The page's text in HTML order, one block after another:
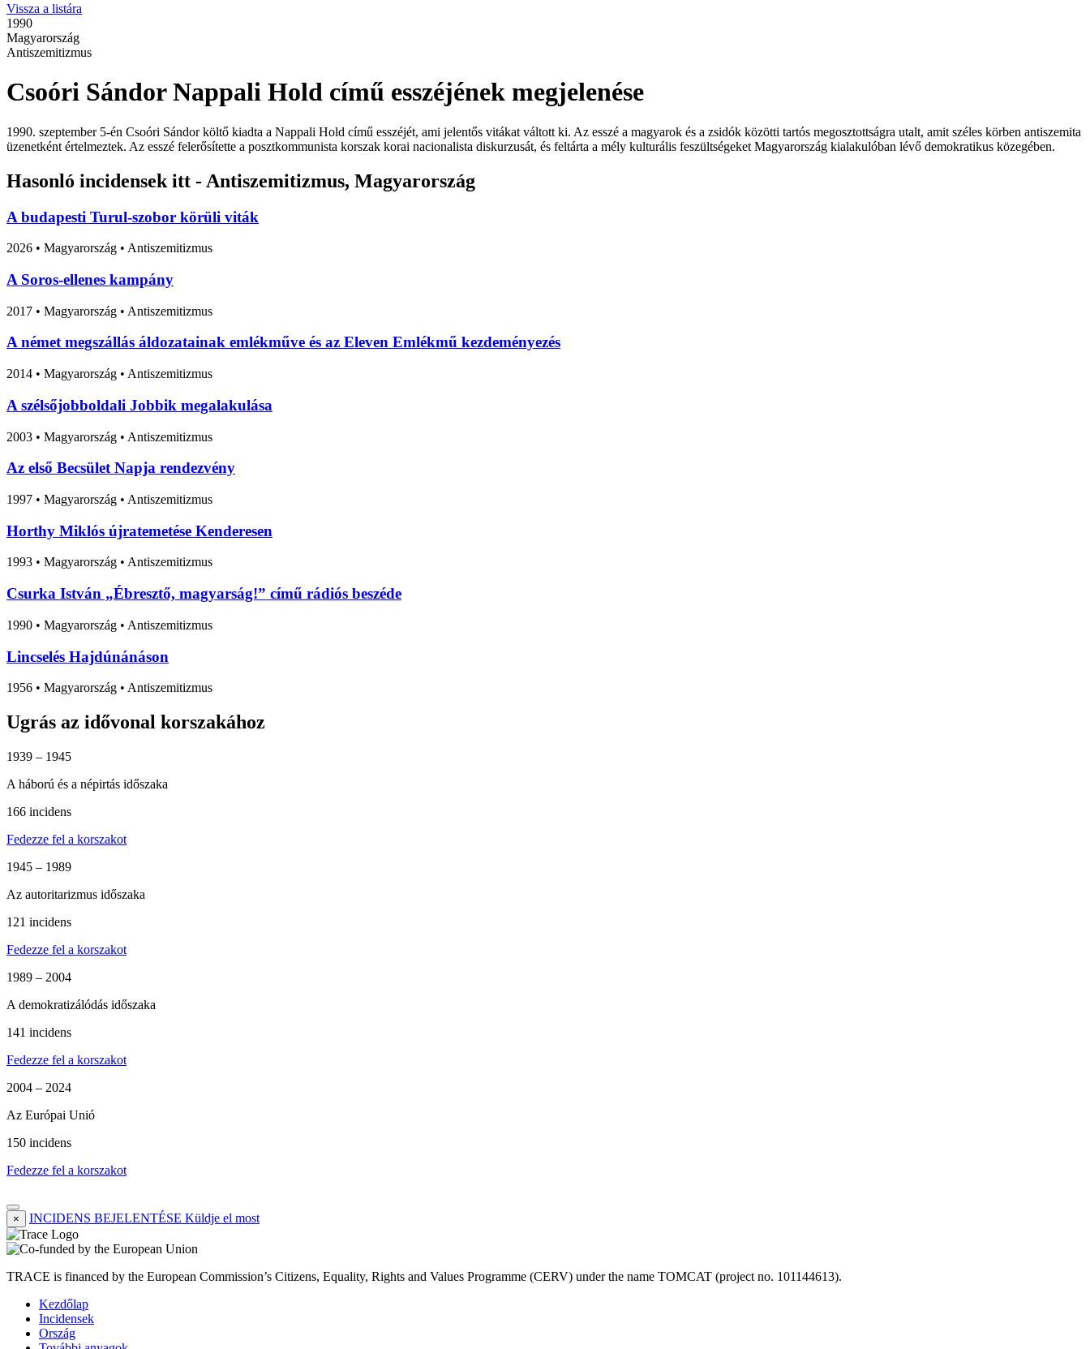
Vissza a listára
1990
Magyarország
Antiszemitizmus
Csoóri Sándor Nappali Hold című esszéjének megjelenése
1990. szeptember 5-én Csoóri Sándor költő kiadta a Nappali Hold című esszéjét, ami jelentős vitákat váltott ki. Az esszé a magyarok és a zsidók közötti tartós megosztottságra utalt, amit széles körben antiszemita
üzenetként értelmeztek. Az esszé felerősítette a posztkommunista korszak korai nacionalista diskurzusát, és feltárta a mély kulturális feszültségeket Magyarország kialakulóban lévő demokratikus közegében.
Hasonló incidensek itt - Antiszemitizmus, Magyarország
A budapesti Turul-szobor körüli viták
2026 • Magyarország • Antiszemitizmus
A Soros-ellenes kampány
2017 • Magyarország • Antiszemitizmus
A német megszállás áldozatainak emlékműve és az Eleven Emlékmű kezdeményezés
2014 • Magyarország • Antiszemitizmus
A szélsőjobboldali Jobbik megalakulása
2003 • Magyarország • Antiszemitizmus
Az első Becsület Napja rendezvény
1997 • Magyarország • Antiszemitizmus
Horthy Miklós újratemetése Kenderesen
1993 • Magyarország • Antiszemitizmus
Csurka István „Ébresztő, magyarság!” című rádiós beszéde
1990 • Magyarország • Antiszemitizmus
Lincselés Hajdúnánáson
1956 • Magyarország • Antiszemitizmus
Ugrás az idővonal korszakához
1939 – 1945
A háború és a népirtás időszaka
166 incidens
Fedezze fel a korszakot
1945 – 1989
Az autoritarizmus időszaka
121 incidens
Fedezze fel a korszakot
1989 – 2004
A demokratizálódás időszaka
141 incidens
Fedezze fel a korszakot
2004 – 2024
Az Európai Unió
150 incidens
Fedezze fel a korszakot
× INCIDENS BEJELENTÉSE Küldje el most
TRACE is financed by the European Commission’s Citizens, Equality, Rights and Values Programme (CERV) under the name TOMCAT (project no. 101144613).
Kezdőlap
Incidensek
Ország